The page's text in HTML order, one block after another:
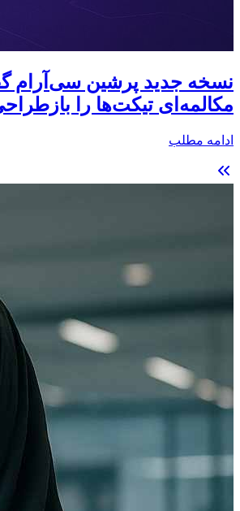
نسخه جدید پرشین سی‌آر‌ام
مکالمه‌ای تیکت‌ها را
ادامه مطلب